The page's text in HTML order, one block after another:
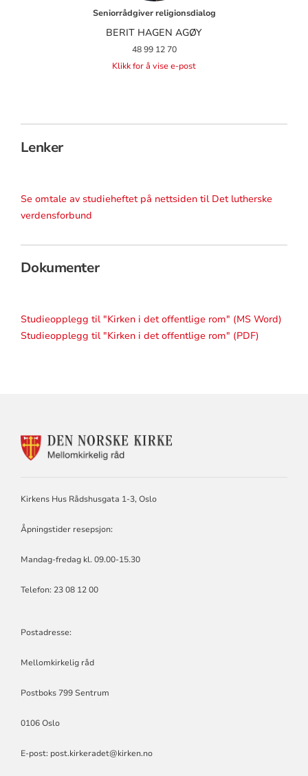
Seniorrådgiver religionsdialog
BERIT HAGEN AGØY
48 99 12 70
Klikk for å vise e-post
Lenker
Se omtale av studieheftet på nettsiden til Det lutherske
verdensforbund
Dokumenter
Studieopplegg til "Kirken i det offentlige rom" (MS Word)
Studieopplegg til "Kirken i det offentlige rom" (PDF)
KONTAKTINFORMASJON
Kirkens Hus Rådshusgata 1-3, Oslo
Åpningstider resepsjon:
Mandag-fredag kl. 09.00-15.30
Telefon: 23 08 12 00
Postadresse:
Mellomkirkelig råd
Postboks 799 Sentrum
0106 Oslo
E-post: post.kirkeradet@kirken.no